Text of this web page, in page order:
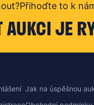
Přihoďte to k
AUKCI JE
Jak na úspěšnou